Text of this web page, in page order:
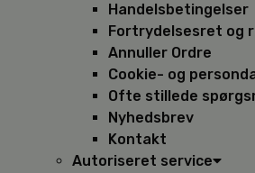
Handelsbetingelser
Fortrydelsesret og
Annuller Ordre
Cookie- og
Ofte stillede
Nyhedsbrev
Kontakt
Autoriseret service